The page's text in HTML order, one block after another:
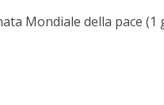
Mondiale della pace